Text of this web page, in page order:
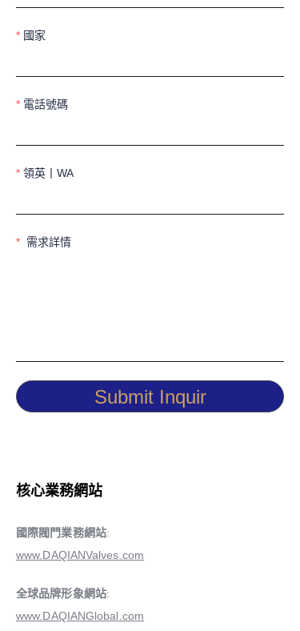
國家
電話號碼
領英丨WA
需求詳情
Submit Inquir
核心業務網站
國際閥門業務網站:
www.DAQIANValves.com
全球品牌形象網站:
www.DAQIANGlobal.com